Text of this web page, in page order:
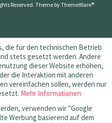
Reserved. Theme byThemeWare®
die für den technischen Betrieb
stets gesetzt werden. Andere
dieser Website erhöhen,
die Interaktion mit anderen
vereinfachen sollen, werden nur
Mehr Informationen
verwenden wir "Google
Werbung basierend auf dem